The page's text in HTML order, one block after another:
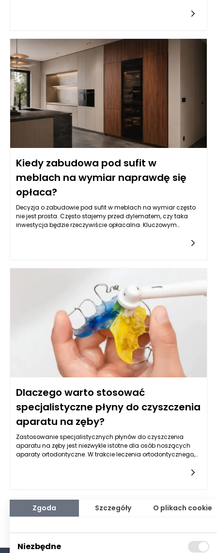
takim rozwiązaniu, dlatego meble na wymiar Bielsko-Biała
powinny być projektowane z uwzględnieniem proporcji
pomieszczenia, wysokości sufitu, ilości światła i rzeczywistych
potrzeb domowników. Wysoka zabudowa może dodać
wnętrzu elegancji, ale może też je optycznie obciążyć, jeśli
zostanie źle dobrana kolorystycznie lub konstrukcyjnie.
Najlepszy efekt powstaje wtedy, gdy funkcjonalność nie
dominuje nad estetyką, a każdy element ma swoje logiczne
uzasadnienie.
Kiedy zabudowa pod sufit w
meblach na wymiar naprawdę się
opłaca?
Decyzja o zabudowie pod sufit w meblach na wymiar często
nie jest prosta. Często stajemy przed dylematem, czy taka
inwestycja będzie rzeczywiście opłacalna. Kluczowym
efektywność wykorzystania przestrzeni. Meble na wymiar, które
one dostępne miejsce, a tym samym zwiększają
tym większa satysfakcja z urządzenia każdego
Dlaczego warto stosować
specjalistyczne płyny do czyszczenia
aparatu na zęby?
Zastosowanie specjalistycznych płynów do czyszczenia
aparatu na zęby jest niezwykle istotne dla osób noszących
aparaty ortodontyczne. W trakcie leczenia ortodontycznego,
bakterii i resztek jedzenia, co może prowadzić do poważnych
pacjentów ortodontycznych, skutecznie usuwają osady, nie
uszkadzając przy tym delikatnych elementów aparatu. Dzięki
temu zachowanie higieny jest o wiele prostsze, a ryzyko
zmniejsza.
Zgoda Szczegóły O plikach cookie
Niezbędne